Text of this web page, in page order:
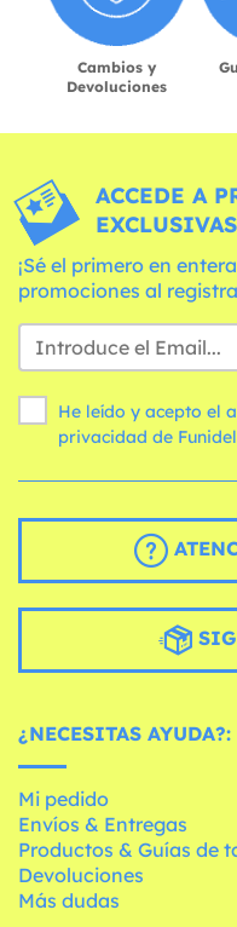
Cambios y
Devoluciones
ACCEDE A
¡Sé el primero en
promociones al
He leído y acepto el
privacidad de
¿NECESITAS AYUDA?:
Mi pedido
Envíos & Entregas
Productos & Guías de
Devoluciones
Más dudas